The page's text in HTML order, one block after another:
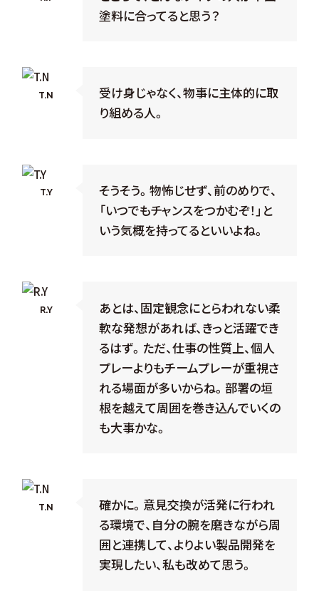
塗料に合ってると思う？
T.N
受け身じゃなく、物事に主体的に取
り組める人。
T.Y
そうそう。物怖じせず、前のめりで、
「いつでもチャンスをつかむぞ！」と
いう気概を持ってるといいよね。
R.Y
あとは、固定観念にとらわれない柔
軟な発想があれば、きっと活躍でき
るはず。ただ、仕事の性質上、個人
プレーよりもチームプレーが重視さ
れる場面が多いからね。部署の垣
根を越えて周囲を巻き込んでいくの
も大事かな。
T.N
確かに。意見交換が活発に行われ
る環境で、自分の腕を磨きながら周
囲と連携して、よりよい製品開発を
実現したい、私も改めて思う。